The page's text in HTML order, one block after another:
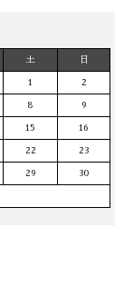
土 日
1 2
8 9
15 16
22 23
29 30